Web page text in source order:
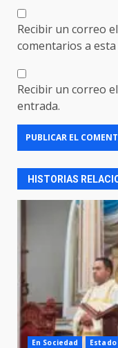
Recibir un correo
comentarios a
Recibir un correo
entrada.
HISTORIAS
En Sociedad Estado